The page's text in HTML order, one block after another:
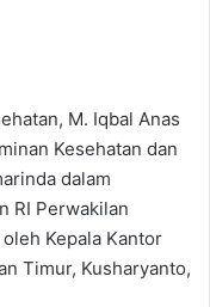
M. Iqbal Anas
Kesehatan dan
dalam
RI Perwakilan
Kepala Kantor
Timur, Kusharyanto,